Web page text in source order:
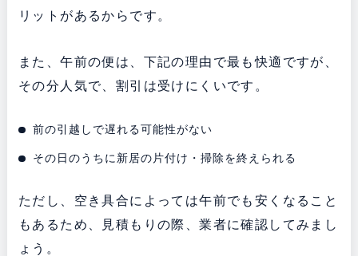
リットがあるからです。
また、午前の便は、下記の理由で最も快適ですが、
その分人気で、割引は受けにくいです。
前の引越しで遅れる可能性がない
その日のうちに新居の片付け・掃除を終えられる
ただし、空き具合によっては午前でも安くなること
もあるため、見積もりの際、業者に確認してみまし
ょう。